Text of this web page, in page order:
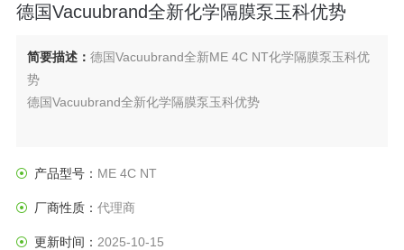
德国Vacuubrand全新化学隔膜泵玉科优势
简要描述： 德国Vacuubrand全新ME 4C NT化学隔膜泵玉科优
势
德国Vacuubrand全新化学隔膜泵玉科优势
产品型号： ME 4C NT
厂商性质： 代理商
更新时间： 2025-10-15